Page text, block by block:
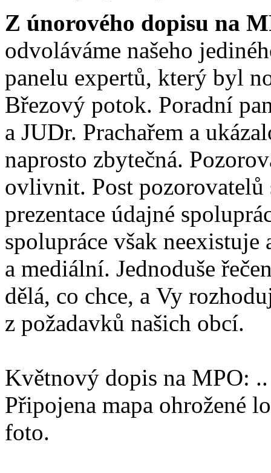
Z únorového dopisu na
odvoláváme našeho
panelu expertů, který byl
Březový potok. Poradní
a JUDr. Prachařem a
naprosto zbytečná.
ovlivnit. Post
prezentace údajné
spolupráce však
a mediální. Jednoduše
dělá, co chce, a Vy
z požadavků našich obcí.
Květnový dopis na MPO:
Připojena mapa ohrožené
foto.